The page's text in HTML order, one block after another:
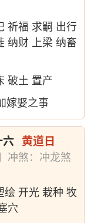
祈福 求嗣 出行
纳财 上梁 纳畜
破土 置产
嫁娶之事
六 黄道日
冲煞：冲龙煞
绘 开光 栽种 牧
穴